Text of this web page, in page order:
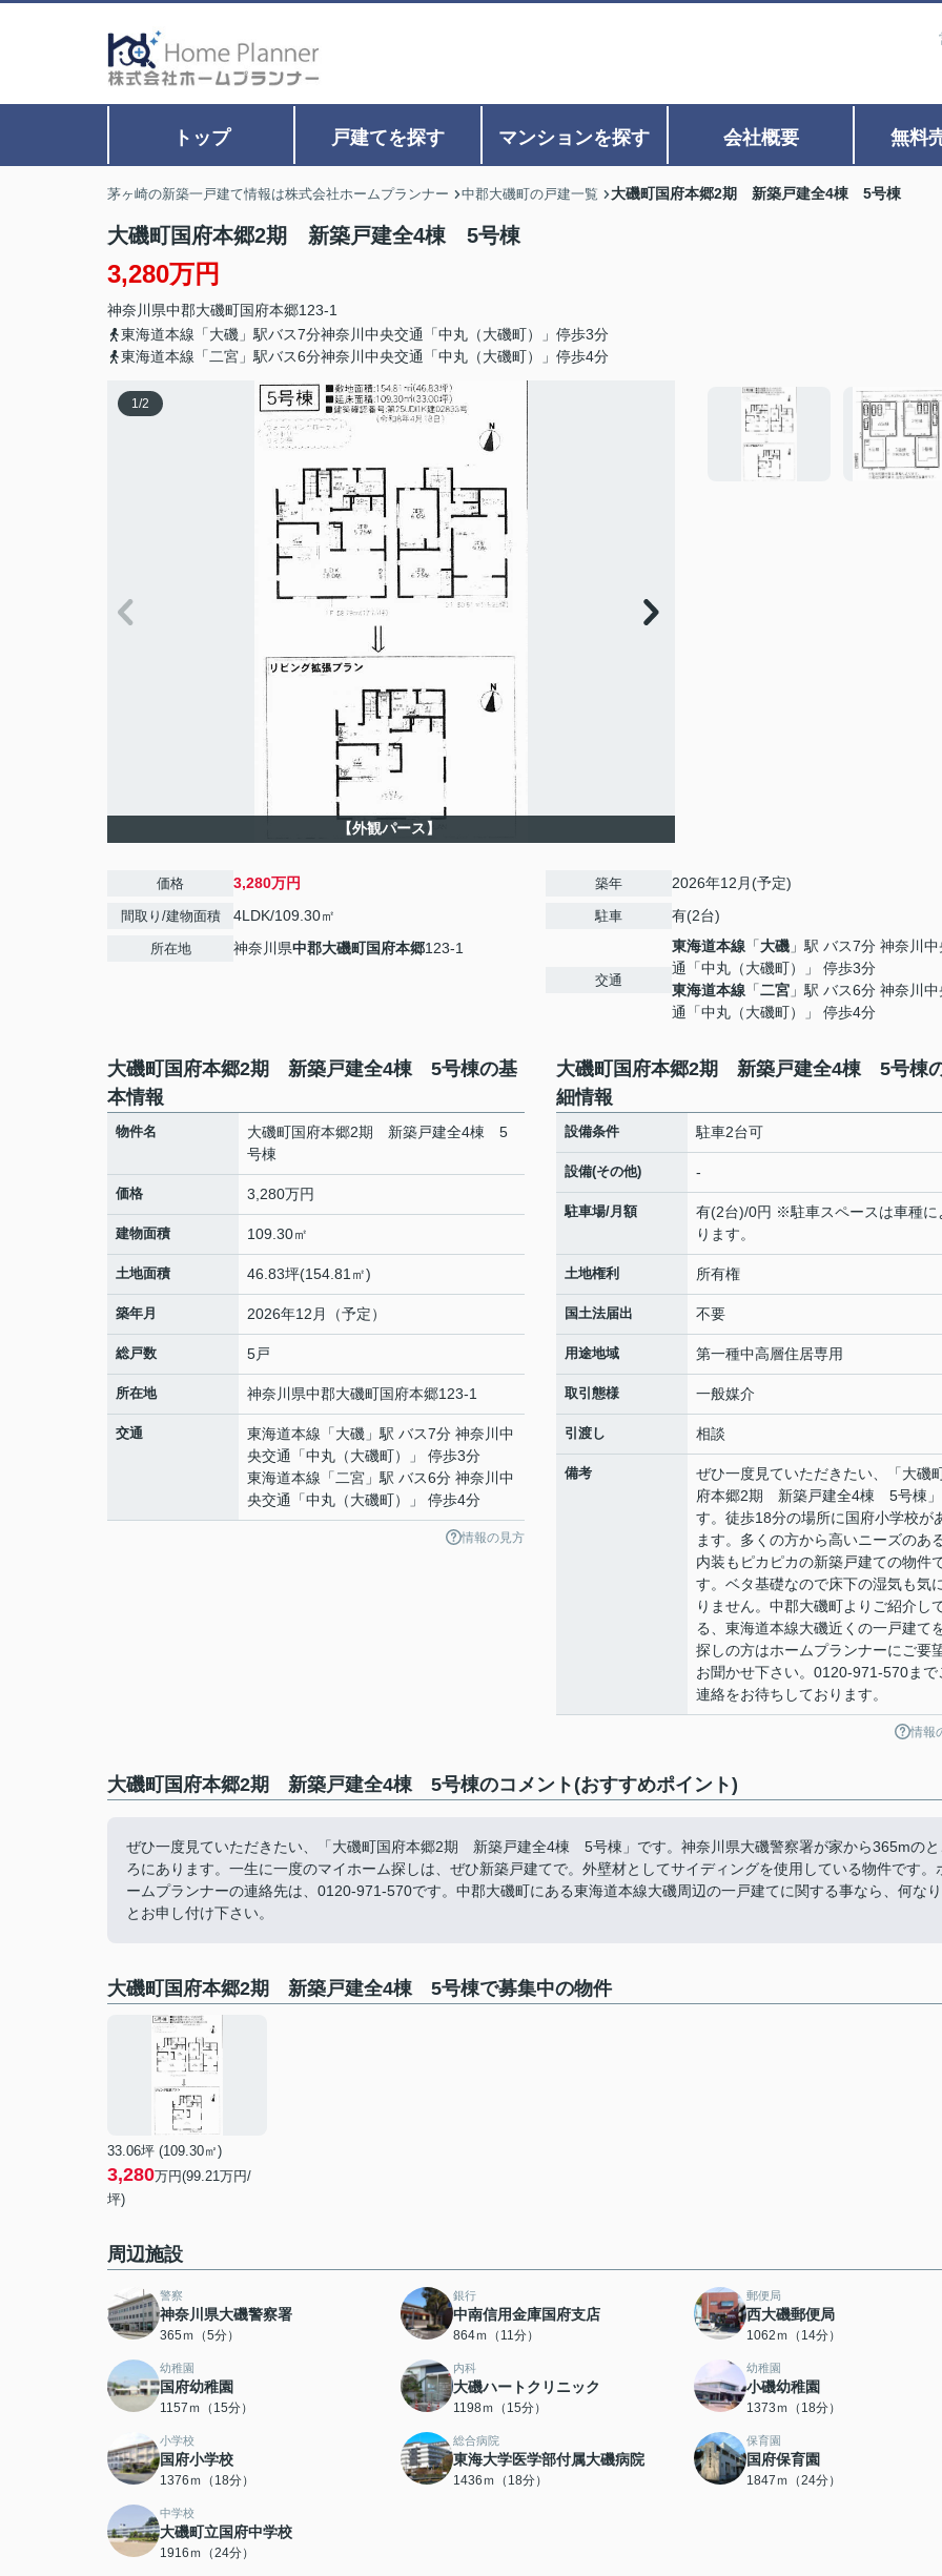
トップ 戸建てを探す マンションを探す 会社概要 無料
茅ヶ崎の新築一戸建て情報は株式会社ホームプランナー 中郡大磯町の戸建一覧 大磯町国府本郷2期 新築戸建全4棟 5号棟
大磯町国府本郷2期 新築戸建全4棟 5号棟
3,280万円
神奈川県中郡大磯町国府本郷123-1
東海道本線「大磯」駅バス7分神奈川中央交通「中丸（大磯町）」停歩3分
東海道本線「二宮」駅バス6分神奈川中央交通「中丸（大磯町）」停歩4分
1/2
【外観パース】
価格 3,280万円
間取り/建物面積 4LDK/109.30㎡
所在地 神奈川県中郡大磯町国府本郷123-1
築年 2026年12月(予定)
駐車 有(2台)
交通
東海道本線 「大磯 」駅 バス7分 神奈川
通「中丸（大磯町）」 停歩3分
東海道本線 「二宮 」駅 バス6分 神奈川
通「中丸（大磯町）」 停歩4分
大磯町国府本郷2期 新築戸建全4棟 5号棟の基
本情報
物件名
大磯町国府本郷2期 新築戸建全4棟 5
号棟
価格 3,280万円
建物面積 109.30㎡
土地面積 46.83坪(154.81㎡)
築年月 2026年12月（予定）
総戸数 5戸
所在地 神奈川県中郡大磯町国府本郷123-1
交通 東海道本線 「大磯 」駅 バス7分 神奈川中
央交通「中丸（大磯町）」 停歩3分
東海道本線 「 二宮 」駅 バス6分 神奈川中
央交通「中丸（大磯町）」 停歩4分
情報の見方
大磯町国府本郷2期 新築戸建全4棟 5号棟
細情報
設備条件 駐車2台可
設備(その他) -
駐車場/月額
有(2台)/0円 ※駐車スペースは車種に
ります。
土地権利 所有権
国土法届出 不要
用途地域 第一種中高層住居専用
取引態様 一般媒介
引渡し 相談
備考
ぜひ一度見ていただきたい、「大磯
府本郷2期 新築戸建全4棟 5号棟
す。徒歩18分の場所に国府小学校が
ます。多くの方から高いニーズのある
内装もピカピカの新築戸建ての物件
す。ベタ基礎なので床下の湿気も気
りません。中郡大磯町よりご紹介し
る、東海道本線大磯近くの一戸建て
探しの方はホームプランナーにご要
お聞かせ下さい。0120-971-570まで
連絡をお待ちしております。
情報
大磯町国府本郷2期 新築戸建全4棟 5号棟のコメント(おすすめポイント)
ぜひ一度見ていただきたい、「大磯町国府本郷2期 新築戸建全4棟 5号棟」です。神奈川県大磯警察署が家から365mのと
ろにあります。一生に一度のマイホーム探しは、ぜひ新築戸建てで。外壁材としてサイディングを使用している物件です。
ームプランナーの連絡先は、0120-971-570です。中郡大磯町にある東海道本線大磯周辺の一戸建てに関する事なら、何なり
とお申し付け下さい。
大磯町国府本郷2期 新築戸建全4棟 5号棟で募集中の物件
33.06坪 (109.30㎡)
3,280万円(99.21万円/
坪)
周辺施設
警察
神奈川県大磯警察署
365ｍ（5分）
銀行
中南信用金庫国府支店
864ｍ（11分）
郵便局
西大磯郵便局
1062ｍ（14分）
幼稚園
国府幼稚園
1157ｍ（15分）
内科
大磯ハートクリニック
1198ｍ（15分）
幼稚園
小磯幼稚園
1373ｍ（18分）
小学校
国府小学校
1376ｍ（18分）
総合病院
東海大学医学部付属大磯病院
1436ｍ（18分）
保育園
国府保育園
1847ｍ（24分）
中学校
大磯町立国府中学校
1916ｍ（24分）